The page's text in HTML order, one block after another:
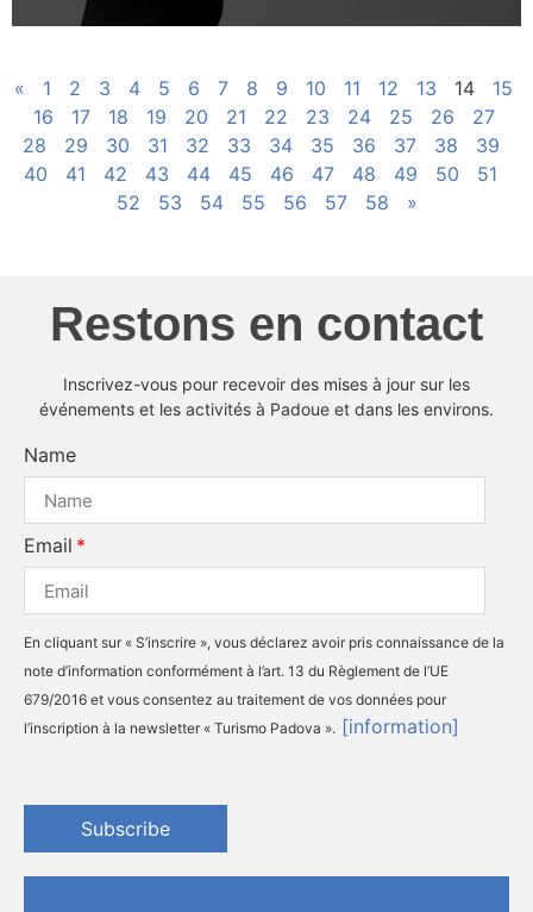
« 1 2 3 4 5 6 7 8 9 10 11 12 13 14
15
16
17 18 19 20 21 22 23 24 25 26
27
28
29 30 31 32 33 34 35 36 37 38
39
40
41 42 43 44 45 46 47 48 49 50
51
52
53 54 55 56 57 58 »
Restons en contact
Inscrivez-vous pour recevoir des mises à jour sur les
événements et les activités à Padoue et dans les environs.
Name
Email
En cliquant sur « S’inscrire », vous déclarez avoir pris connaissance de la
note d’information conformément à l’art. 13 du Règlement de l’UE
679/2016 et vous consentez au traitement de vos données pour
l’inscription à la newsletter « Turismo Padova ». [information]
Subscribe